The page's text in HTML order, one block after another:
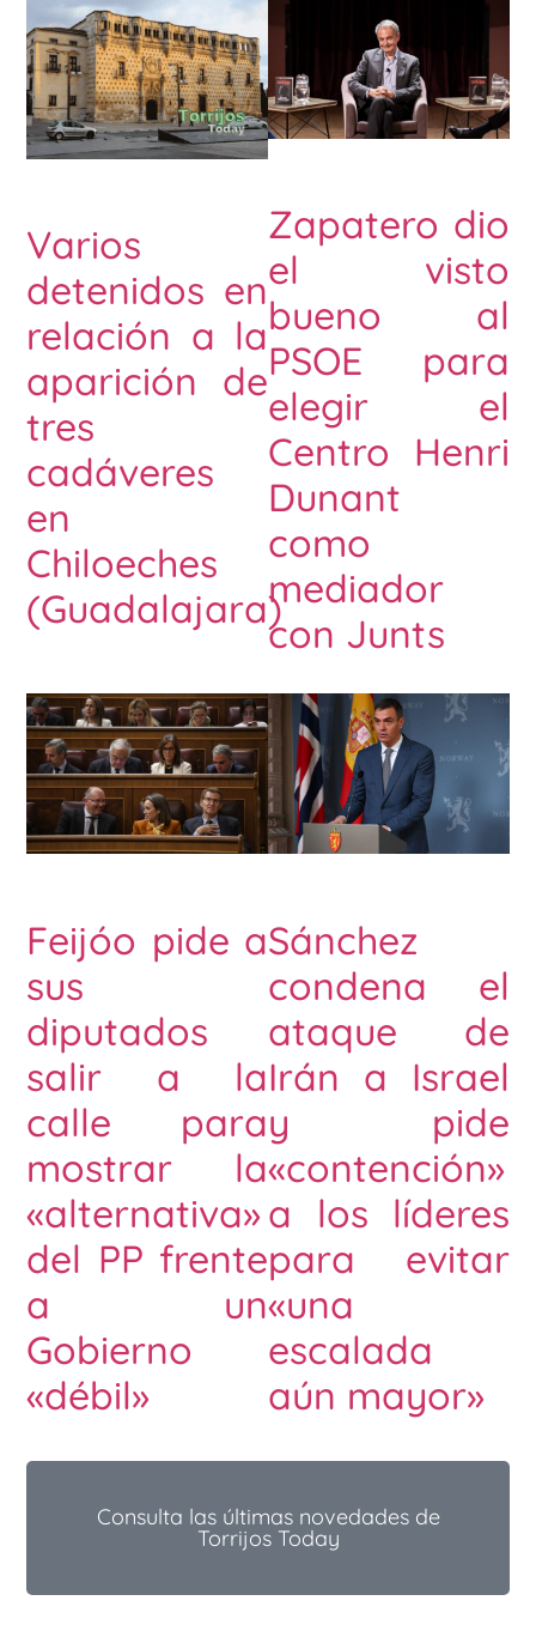
Varios
detenidos en
relación a la
aparición de
tres
cadáveres
en
Chiloeches
(Guadalajara)
Zapatero dio
el visto
bueno al
PSOE para
elegir el
Centro Henri
Dunant
como
mediador
con Junts
Feijóo pide a
sus
diputados
salir a la
calle para
mostrar la
«alternativa»
del PP frente
a un
Gobierno
«débil»
Sánchez
condena el
ataque de
Irán a Israel
y pide
«contención»
a los líderes
para evitar
«una
escalada
aún mayor»
Consulta las últimas novedades de
Torrijos Today